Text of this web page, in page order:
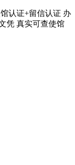
认证+留信认证 办
凭 真实可查使馆